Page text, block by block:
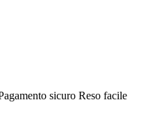
sicuro Reso facile